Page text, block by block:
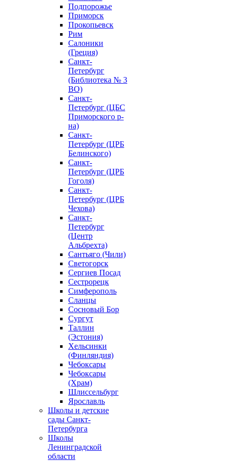
Подпорожье
Приморск
Прокопьевск
Рим
Салоники
(Греция)
Санкт-
Петербург
(Библиотека № 3
ВО)
Санкт-
Петербург (ЦБС
Приморского р-
на)
Санкт-
Петербург (ЦРБ
Белинского)
Санкт-
Петербург (ЦРБ
Гоголя)
Санкт-
Петербург (ЦРБ
Чехова)
Санкт-
Петербург
(Центр
Альбрехта)
Сантьяго (Чили)
Светогорск
Сергиев Посад
Сестрорецк
Симферополь
Сланцы
Сосновый Бор
Сургут
Таллин
(Эстония)
Хельсинки
(Финляндия)
Чебоксары
Чебоксары
(Храм)
Шлиссельбург
Ярославль
Школы и детские
сады Санкт-
Петербурга
Школы
Ленинградской
области